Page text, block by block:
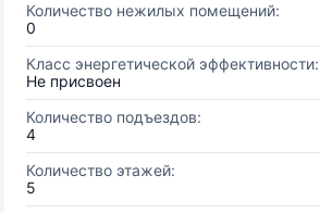
Количество нежилых помещений:
0
Класс энергетической эффективности:
Не присвоен
Количество подъездов:
4
Количество этажей:
5